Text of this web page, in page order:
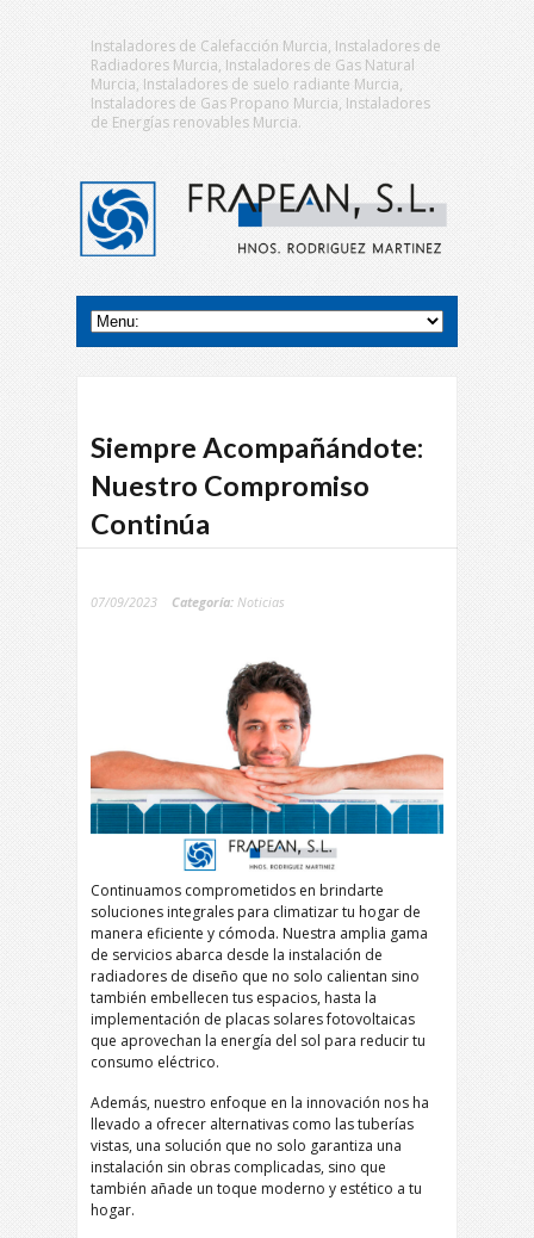
Instaladores de Calefacción Murcia, Instaladores de
Radiadores Murcia, Instaladores de Gas Natural
Murcia, Instaladores de suelo radiante Murcia,
Instaladores de Gas Propano Murcia, Instaladores
de Energías renovables Murcia.
Siempre Acompañándote:
Nuestro Compromiso
Continúa
07/09/2023 Categoría: Noticias
Continuamos comprometidos en brindarte
soluciones integrales para climatizar tu hogar de
manera eficiente y cómoda. Nuestra amplia gama
de servicios abarca desde la instalación de
radiadores de diseño que no solo calientan sino
también embellecen tus espacios, hasta la
implementación de placas solares fotovoltaicas
que aprovechan la energía del sol para reducir tu
consumo eléctrico.
Además, nuestro enfoque en la innovación nos ha
llevado a ofrecer alternativas como las tuberías
vistas, una solución que no solo garantiza una
instalación sin obras complicadas, sino que
también añade un toque moderno y estético a tu
hogar.